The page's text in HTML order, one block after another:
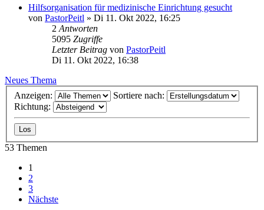
Hilfsorganisation für medizinische Einrichtung gesucht
von PastorPeitl » Di 11. Okt 2022, 16:25
2 Antworten
5095 Zugriffe
Letzter Beitrag von PastorPeitl
Di 11. Okt 2022, 16:38
Neues Thema
Anzeigen:
Sortiere nach:
Richtung:
53 Themen
1
2
3
Nächste